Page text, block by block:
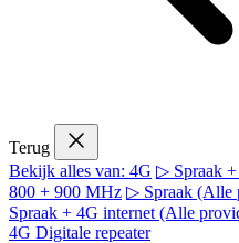
Terug
Bekijk alles van: 4G ▷ Spraak +
800 + 900 MHz ▷ Spraak (Alle
Spraak + 4G internet (Alle
4G Digitale repeater